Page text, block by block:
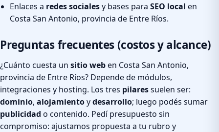
Enlaces a redes socialesy bases para SEO local en
Costa San Antonio, provincia de Entre Ríos.
Preguntas frecuentes (costos y alcance)
¿Cuánto cuesta un sitio weben Costa San Antonio,
provincia de Entre Ríos? Depende de módulos,
integraciones y hosting. Los tres pilaressuelen ser:
dominio, alojamientoydesarrollo; luego podés sumar
publicidad o contenido. Pedí presupuesto sin
compromiso: ajustamos propuesta a tu rubro y